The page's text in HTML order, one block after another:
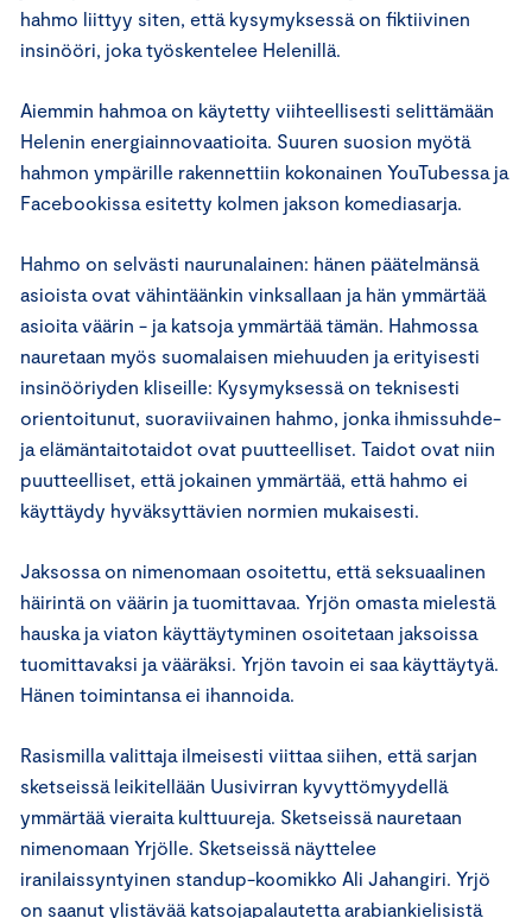
hahmo liittyy siten, että kysymyksessä on fiktiivinen
insinööri, joka työskentelee Helenillä.
Aiemmin hahmoa on käytetty viihteellisesti selittämään
Helenin energiainnovaatioita. Suuren suosion myötä
hahmon ympärille rakennettiin kokonainen YouTubessa ja
Facebookissa esitetty kolmen jakson komediasarja.
Hahmo on selvästi naurunalainen: hänen päätelmänsä
asioista ovat vähintäänkin vinksallaan ja hän ymmärtää
asioita väärin - ja katsoja ymmärtää tämän. Hahmossa
nauretaan myös suomalaisen miehuuden ja erityisesti
insinööriyden kliseille: Kysymyksessä on teknisesti
orientoitunut, suoraviivainen hahmo, jonka ihmissuhde-
ja elämäntaitotaidot ovat puutteelliset. Taidot ovat niin
puutteelliset, että jokainen ymmärtää, että hahmo ei
käyttäydy hyväksyttävien normien mukaisesti.
Jaksossa on nimenomaan osoitettu, että seksuaalinen
häirintä on väärin ja tuomittavaa. Yrjön omasta mielestä
hauska ja viaton käyttäytyminen osoitetaan jaksoissa
tuomittavaksi ja vääräksi. Yrjön tavoin ei saa käyttäytyä.
Hänen toimintansa ei ihannoida.
Rasismilla valittaja ilmeisesti viittaa siihen, että sarjan
sketseissä leikitellään Uusivirran kyvyttömyydellä
ymmärtää vieraita kulttuureja. Sketseissä nauretaan
nimenomaan Yrjölle. Sketseissä näyttelee
iranilaissyntyinen standup-koomikko Ali Jahangiri. Yrjö
on saanut ylistävää katsojapalautetta arabiankielisistä